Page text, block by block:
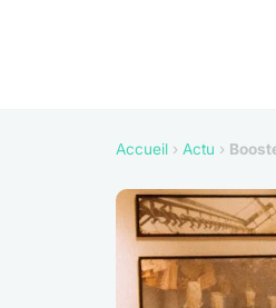
Accueil › Actu ›